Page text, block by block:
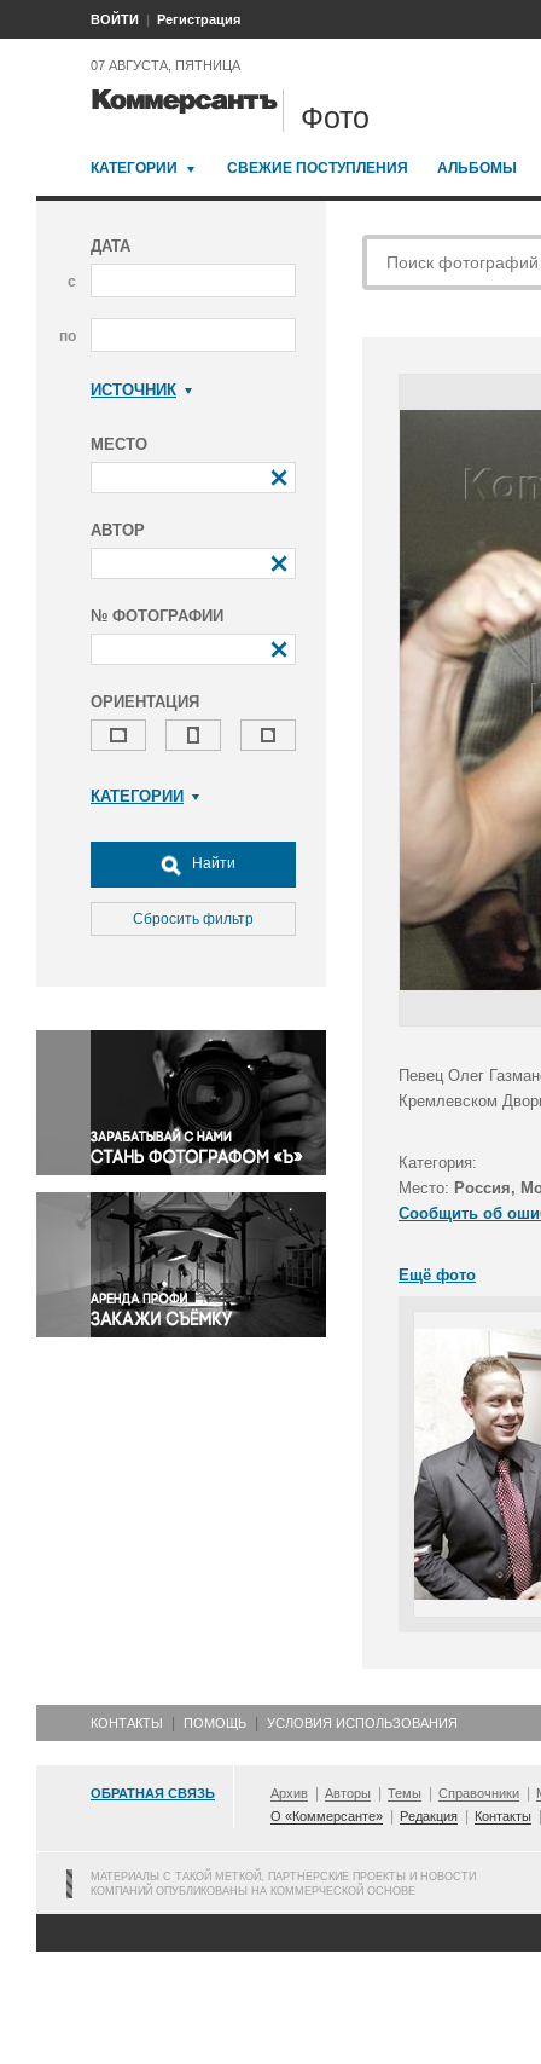
ВОЙТИ Регистрация
07 АВГУСТА, ПЯТНИЦА
Фото
КАТЕГОРИИ СВЕЖИЕ ПОСТУПЛЕНИЯ АЛЬБОМЫ
ДАТА
с
по
ИСТОЧНИК
МЕСТО
АВТОР
№ ФОТОГРАФИИ
ОРИЕНТАЦИЯ
КАТЕГОРИИ
Досуг, туризм и отдых
Культура
Медицина
Окружающая среда
Политика
Правосудие
Происшествия и конфликты
Религия
Светская жизнь
Спорт
Экология
Экономика и бизнес
Найти
Сбросить фильтр
Певец Олег
Кремлевском
Категория:
Место: Россия,
Сообщить об
Ещё фото
КОНТАКТЫ ПОМОЩЬ УСЛОВИЯ ИСПОЛЬЗОВАНИЯ
ОБРАТНАЯ СВЯЗЬ Архив Авторы Темы Справочники
О «Коммерсанте»
Редакция Контакты
МАТЕРИАЛЫ С ТАКОЙ МЕТКОЙ, ПАРТНЕРСКИЕ ПРОЕКТЫ И НОВОСТИ
КОМПАНИЙ ОПУБЛИКОВАНЫ НА КОММЕРЧЕСКОЙ ОСНОВЕ